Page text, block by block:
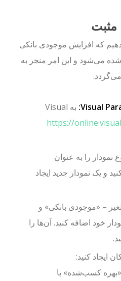
که افزایش موجودی بانکی
می‌شود و این امر منجر به
به Visual
https://
را به عنوان
و یک نمودار جدید ایجاد
– «موجودی بانکی» و
خود اضافه کنید. آن‌ها را
ایجاد کنید:
کسب‌شده» با